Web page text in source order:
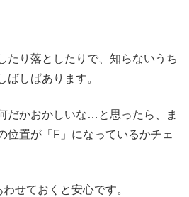
たり落としたりで、知らないうち
ばしばあります。
だかおかしいな…と思ったら、ま
位置が「F」になっているかチェ
せておくと安心です。